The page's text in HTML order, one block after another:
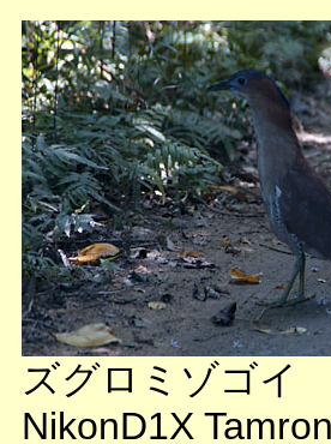
ズグロミゾゴイ
NikonD1X